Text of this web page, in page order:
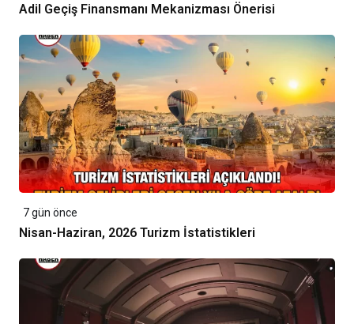
Adil Geçiş Finansmanı Mekanizması Önerisi
7 gün önce
Nisan-Haziran, 2026 Turizm İstatistikleri